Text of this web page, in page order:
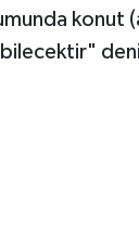
konut